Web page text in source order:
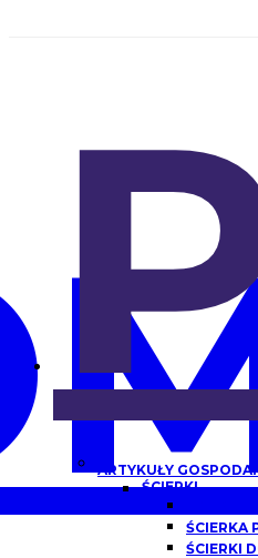
ARTYKUŁY
ŚCIERKI
ŚCIERKA
ŚCIERKI